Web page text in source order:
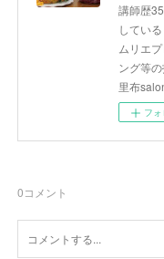
講師歴
してい
ムリエ
ング等
里布
フ
0コメント